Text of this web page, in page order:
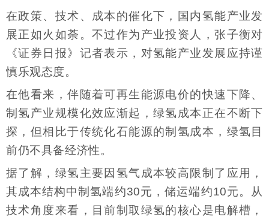
在政策、技术、成本的催化下，国内氢能产业发
展正如火如荼。不过作为产业投资人，张子衡对
《证券日报》记者表示，对氢能产业发展应持谨
慎乐观态度。
在他看来，伴随着可再生能源电价的快速下降、
制氢产业规模化效应渐起，绿氢成本正在不断下
探，但相比于传统化石能源的制氢成本，绿氢目
前仍不具备经济性。
据了解，绿氢主要因氢气成本较高限制了应用，
其成本结构中制氢端约30元，储运端约10元。从
技术角度来看，目前制取绿氢的核心是电解槽，